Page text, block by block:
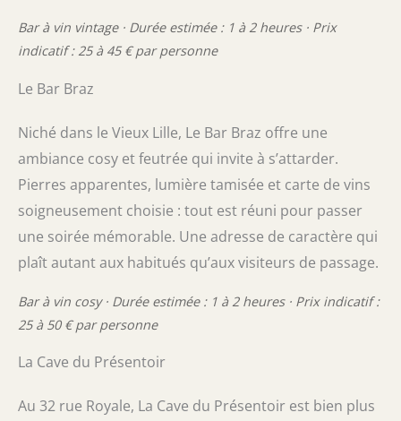
Bar à vin vintage · Durée estimée : 1 à 2 heures · Prix
indicatif : 25 à 45 € par personne
Le Bar Braz
Niché dans le Vieux Lille, Le Bar Braz offre une
ambiance cosy et feutrée qui invite à s’attarder.
Pierres apparentes, lumière tamisée et carte de vins
soigneusement choisie : tout est réuni pour passer
une soirée mémorable. Une adresse de caractère qui
plaît autant aux habitués qu’aux visiteurs de passage.
Bar à vin cosy · Durée estimée : 1 à 2 heures · Prix indicatif :
25 à 50 € par personne
La Cave du Présentoir
Au 32 rue Royale, La Cave du Présentoir est bien plus